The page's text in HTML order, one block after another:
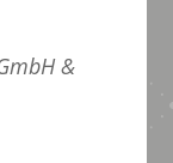
&